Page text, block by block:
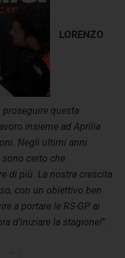
LORENZO
questa
insieme ad Aprilia
Negli ultimi anni
certo che
di più. La nostra crescita
con un obiettivo ben
a portare le RS-GP ai
d’iniziare la stagione!”.